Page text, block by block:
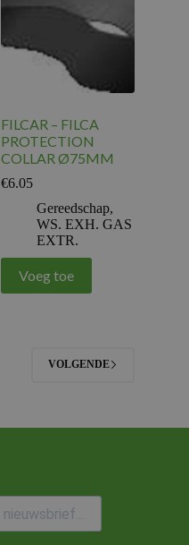
FILCAR – FILCA
PROTECTION
COLLAR Ø75MM
€6.05
Gereedschap,
WS. EXH. GAS
EXTR.
Voeg toe
VOLGENDE